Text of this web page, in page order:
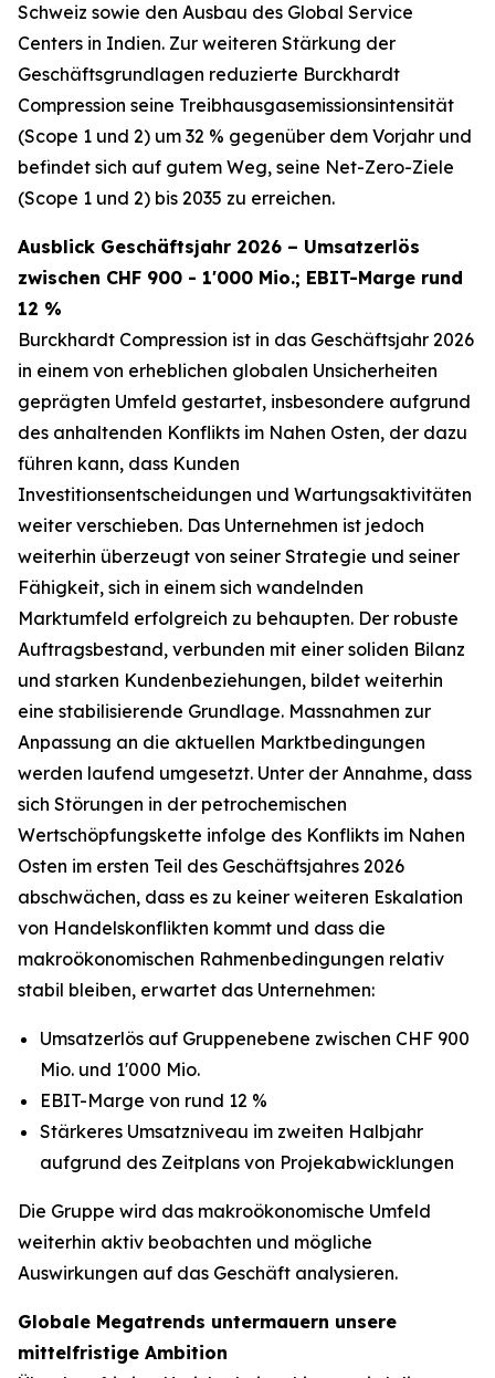
Schweiz sowie den Ausbau des Global Service
Centers in Indien. Zur weiteren Stärkung der
Geschäftsgrundlagen reduzierte Burckhardt
Compression seine Treibhausgasemissionsintensität
(Scope 1 und 2) um 32 % gegenüber dem Vorjahr und
befindet sich auf gutem Weg, seine Net-Zero-Ziele
(Scope 1 und 2) bis 2035 zu erreichen.
Ausblick Geschäftsjahr 2026 – Umsatzerlös
zwischen CHF 900 - 1'000 Mio.; EBIT-Marge rund
12 %
Burckhardt Compression ist in das Geschäftsjahr 2026
in einem von erheblichen globalen Unsicherheiten
geprägten Umfeld gestartet, insbesondere aufgrund
des anhaltenden Konflikts im Nahen Osten, der dazu
führen kann, dass Kunden
Investitionsentscheidungen und Wartungsaktivitäten
weiter verschieben. Das Unternehmen ist jedoch
weiterhin überzeugt von seiner Strategie und seiner
Fähigkeit, sich in einem sich wandelnden
Marktumfeld erfolgreich zu behaupten. Der robuste
Auftragsbestand, verbunden mit einer soliden Bilanz
und starken Kundenbeziehungen, bildet weiterhin
eine stabilisierende Grundlage. Massnahmen zur
Anpassung an die aktuellen Marktbedingungen
werden laufend umgesetzt. Unter der Annahme, dass
sich Störungen in der petrochemischen
Wertschöpfungskette infolge des Konflikts im Nahen
Osten im ersten Teil des Geschäftsjahres 2026
abschwächen, dass es zu keiner weiteren Eskalation
von Handelskonflikten kommt und dass die
makroökonomischen Rahmenbedingungen relativ
stabil bleiben, erwartet das Unternehmen:
Umsatzerlös auf Gruppenebene zwischen CHF 900
Mio. und 1'000 Mio.
EBIT-Marge von rund 12 %
Stärkeres Umsatzniveau im zweiten Halbjahr
aufgrund des Zeitplans von Projekabwicklungen
Die Gruppe wird das makroökonomische Umfeld
weiterhin aktiv beobachten und mögliche
Auswirkungen auf das Geschäft analysieren.
Globale Megatrends untermauern unsere
mittelfristige Ambition